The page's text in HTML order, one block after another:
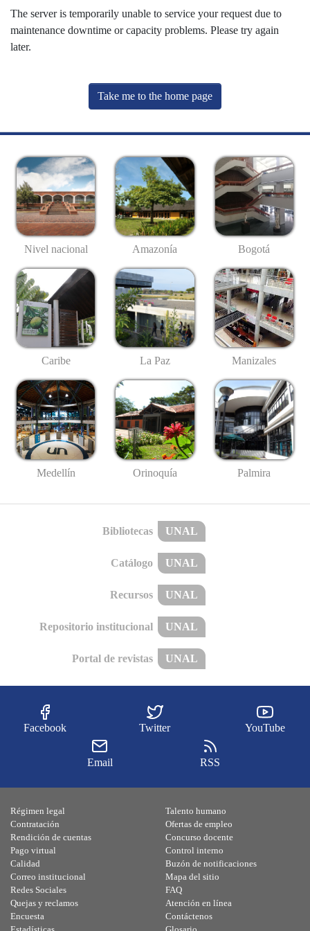
The server is temporarily unable to service your request due to
maintenance downtime or capacity problems. Please try again
later.
Take me to the home page
Nivel nacional Amazonía Bogotá
Caribe La Paz Manizales
Medellín Orinoquía Palmira
Bibliotecas UNAL
Catálogo UNAL
Recursos UNAL
Repositorio institucional UNAL
Portal de revistas UNAL
Facebook Twitter YouTube
Email RSS
Régimen legal
Contratación
Rendición de cuentas
Pago virtual
Calidad
Talento humano
Ofertas de empleo
Concurso docente
Control interno
Buzón de notificaciones
Correo institucional
Redes Sociales
Quejas y reclamos
Encuesta
Mapa del sitio
FAQ
Atención en línea
Contáctenos